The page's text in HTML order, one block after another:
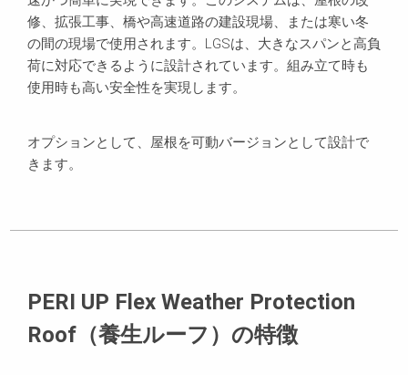
修、拡張工事、橋や高速道路の建設現場、または寒い冬
の間の現場で使用されます。LGSは、大きなスパンと高負
荷に対応できるように設計されています。組み立て時も
使用時も高い安全性を実現します。
オプションとして、屋根を可動バージョンとして設計で
きます。
PERI UP Flex Weather Protection
Roof（養生ルーフ）の特徴